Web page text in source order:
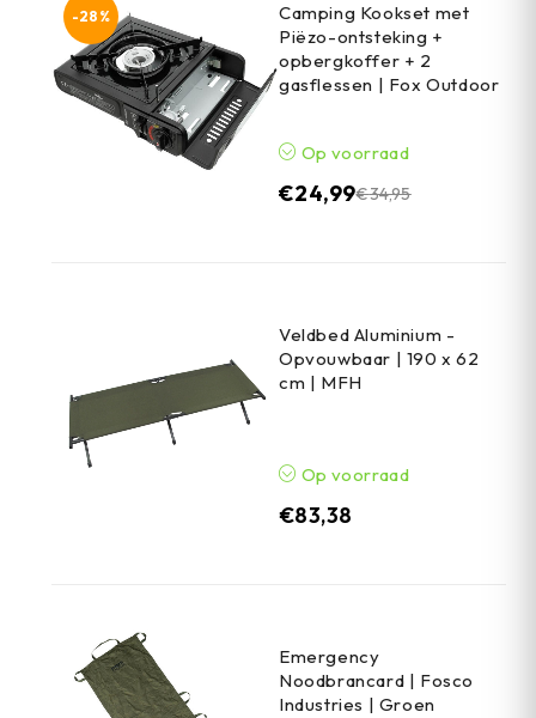
-28%
Camping Kookset met
Piëzo-ontsteking +
opbergkoffer + 2
gasflessen | Fox Outdoor
Op voorraad
€34,95
€24,99
Veldbed Aluminium -
Opvouwbaar | 190 x 62
cm | MFH
Op voorraad
€83,38
Emergency
Noodbrancard | Fosco
Industries | Groen